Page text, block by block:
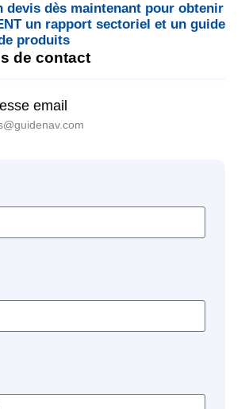
devis dès maintenant pour obtenir
un rapport sectoriel et un guide
produits
de contact
email